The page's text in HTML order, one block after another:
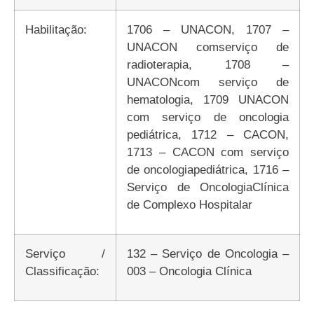
Habilitação:
1706 – UNACON, 1707 –
UNACON comserviço de
radioterapia, 1708 –
UNACONcom serviço de
hematologia, 1709 UNACON
com serviço de oncologia
pediátrica, 1712 – CACON,
1713 – CACON com serviço
de oncologiapediátrica, 1716 –
Serviço de OncologiaClínica
de Complexo Hospitalar
Serviço /
Classificação:
132 – Serviço de Oncologia –
003 – Oncologia Clínica